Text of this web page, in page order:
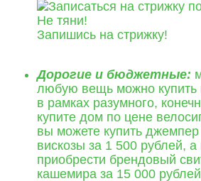
Не тяни!
Запишись на стрижку!
Дорогие и бюджетные:
любую вещь можно купить
в рамках разумного,
купите дом по цене
вы можете купить
вискозы за 1 500 рублей,
приобрести брендовый
кашемира за 15 000